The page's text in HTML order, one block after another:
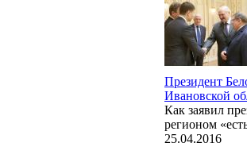
Президент
Ивановской
Как заявил
регионом
25.04.2016